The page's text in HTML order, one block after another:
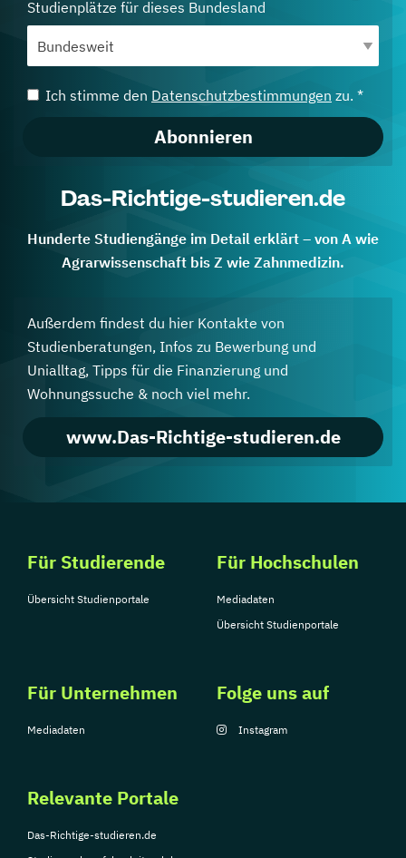
Studienplätze für dieses Bundesland
Ich stimme den Datenschutzbestimmungen zu. *
Abonnieren
Das-Richtige-studieren.de
Hunderte Studiengänge im Detail erklärt – von A wie
Agrarwissenschaft bis Z wie Zahnmedizin.
Außerdem findest du hier Kontakte von
Studienberatungen, Infos zu Bewerbung und
Unialltag, Tipps für die Finanzierung und
Wohnungssuche & noch viel mehr.
www.Das-Richtige-studieren.de
Für Studierende
Übersicht Studienportale
Für Hochschulen
Mediadaten
Übersicht Studienportale
Für Unternehmen
Mediadaten
Relevante Portale
Das-Richtige-studieren.de
Folge uns auf
Instagram